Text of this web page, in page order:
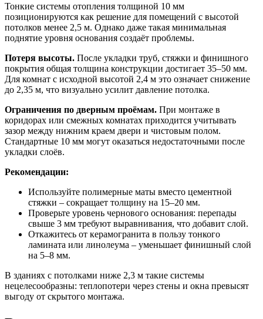
Тонкие системы отопления толщиной 10 мм
позиционируются как решение для помещений с высотой
потолков менее 2,5 м. Однако даже такая минимальная
поднятие уровня основания создаёт проблемы.
Потеря высоты. После укладки труб, стяжки и финишного
покрытия общая толщина конструкции достигает 35–50 мм.
Для комнат с исходной высотой 2,4 м это означает снижение
до 2,35 м, что визуально усилит давление потолка.
Ограничения по дверным проёмам. При монтаже в
коридорах или смежных комнатах приходится учитывать
зазор между нижним краем двери и чистовым полом.
Стандартные 10 мм могут оказаться недостаточными после
укладки слоёв.
Рекомендации:
Используйте полимерные маты вместо цементной
стяжки – сокращает толщину на 15–20 мм.
Проверьте уровень чернового основания: перепады
свыше 3 мм требуют выравнивания, что добавит слой.
Откажитесь от керамогранита в пользу тонкого
ламината или линолеума – уменьшает финишный слой
на 5–8 мм.
В зданиях с потолками ниже 2,3 м такие системы
нецелесообразны: теплопотери через стены и окна превысят
выгоду от скрытого монтажа.